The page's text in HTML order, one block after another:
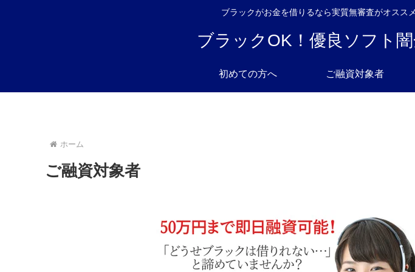
ブラックがお金を借りるなら実質無審査がオスス
ブラックOK！優良ソフト
初めての方へ ご融資対象者
ホーム
ご融資対象者